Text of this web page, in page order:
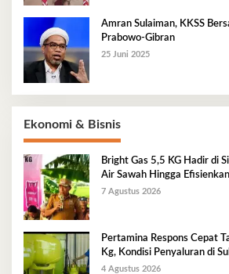
Amran Sulaiman, KKSS
Prabowo-Gibran
25 Juni 2025
Ekonomi & Bisnis
Bright Gas 5,5 KG Hadir di
Air Sawah Hingga
Kg
7 Agustus 2026
Pertamina Respons Cepat
Kg, Kondisi Penyaluran di
Berlangsung Kondusif
4 Agustus 2026